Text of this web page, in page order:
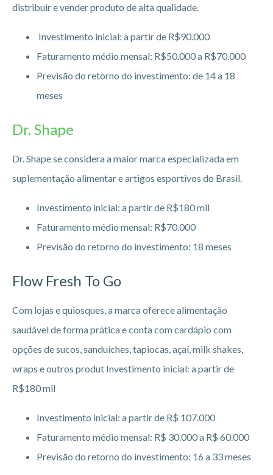
distribuir e vender produto de alta qualidade.
Investimento inicial: a partir de R$90.000
Faturamento médio mensal: R$50.000 a R$70.000
Previsão do retorno do investimento: de 14 a 18
meses
Dr. Shape
Dr. Shape se considera a maior marca especializada em
suplementação alimentar e artigos esportivos do Brasil.
Investimento inicial: a partir de R$180 mil
Faturamento médio mensal: R$70.000
Previsão do retorno do investimento: 18 meses
Flow Fresh To Go
Com lojas e quiosques, a marca oferece alimentação
saudável de forma prática e conta com cardápio com
opções de sucos, sanduíches, tapiocas, açaí, milk shakes,
wraps e outros produt Investimento inicial: a partir de
R$180 mil
Investimento inicial: a partir de R$ 107.000
Faturamento médio mensal: R$ 30.000 a R$ 60.000
Previsão do retorno do investimento: 16 a 33 meses